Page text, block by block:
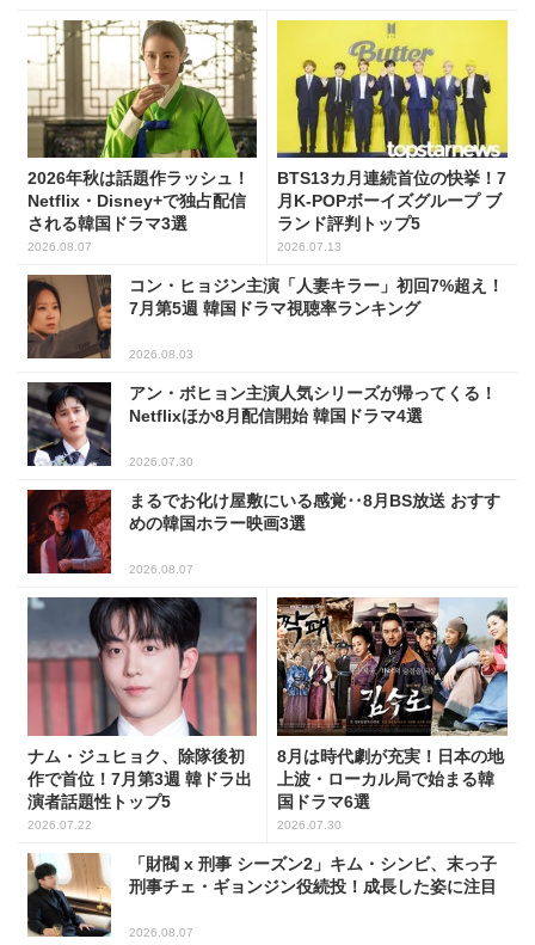
2026年秋は話題作ラッシュ！
Netflix・Disney+で独占配信
される韓国ドラマ3選
2026.08.07
BTS13カ月連続首位の快挙！7
月K-POPボーイズグループ ブ
ランド評判トップ5
2026.07.13
コン・ヒョジン主演「人妻キラー」初回7%超え！
7月第5週 韓国ドラマ視聴率ランキング
2026.08.03
アン・ボヒョン主演人気シリーズが帰ってくる！
Netflixほか8月配信開始 韓国ドラマ4選
2026.07.30
まるでお化け屋敷にいる感覚‥8月BS放送 おすす
めの韓国ホラー映画3選
2026.08.07
ナム・ジュヒョク、除隊後初
作で首位！7月第3週 韓ドラ出
演者話題性トップ5
2026.07.22
8月は時代劇が充実！日本の地
上波・ローカル局で始まる韓
国ドラマ6選
2026.07.30
「財閥 x 刑事 シーズン2」キム・シンビ、末っ子
刑事チェ・ギョンジン役続投！成長した姿に注目
2026.08.07